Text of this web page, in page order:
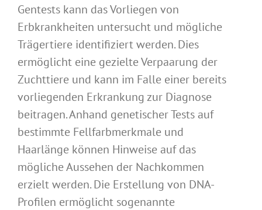
Gentests kann das Vorliegen von
Erbkrankheiten untersucht und mögliche
Trägertiere identifiziert werden. Dies
ermöglicht eine gezielte Verpaarung der
Zuchttiere und kann im Falle einer bereits
vorliegenden Erkrankung zur Diagnose
beitragen. Anhand genetischer Tests auf
bestimmte Fellfarbmerkmale und
Haarlänge können Hinweise auf das
mögliche Aussehen der Nachkommen
erzielt werden. Die Erstellung von DNA-
Profilen ermöglicht sogenannte